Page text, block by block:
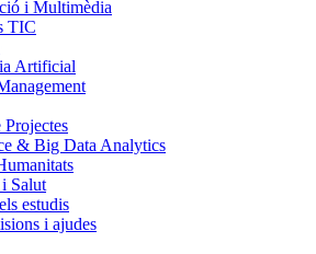
i Multimèdia
TIC
Artificial
& Big Data Analytics
Salut
estudis
i ajudes